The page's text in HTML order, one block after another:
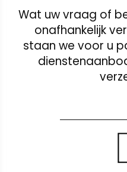
Wat uw vraag of
onafhankelijk
staan we voor u